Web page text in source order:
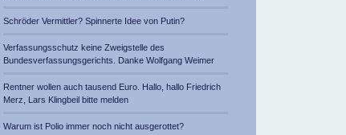
Schröder Vermittler? Spinnerte Idee von Putin?
Verfassungsschutz keine Zweigstelle des
Bundesverfassungsgerichts. Danke Wolfgang Weimer
Rentner wollen auch tausend Euro. Hallo, hallo Friedrich
Merz, Lars Klingbeil bitte melden
Warum ist Polio immer noch nicht ausgerottet?